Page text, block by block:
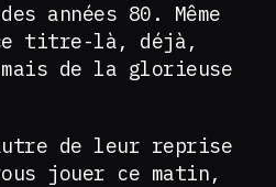
années 80. Même
titre-là, déjà,
mais de la glorieuse
de leur reprise
jouer ce matin,